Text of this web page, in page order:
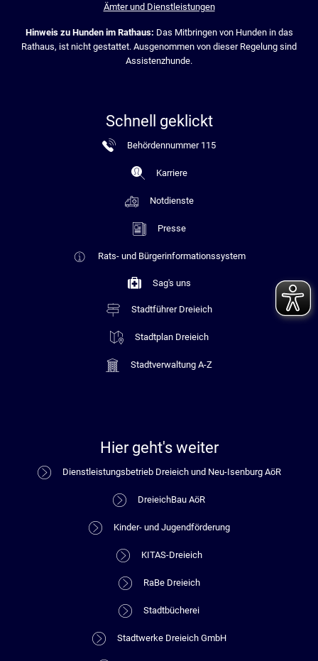
Ämter und Dienstleistungen
Hinweis zu Hunden im Rathaus: Das Mitbringen von Hunden in das
Rathaus, ist nicht gestattet. Ausgenommen von dieser Regelung sind
Assistenzhunde.
Schnell geklickt
Behördennummer 115
Karriere
Notdienste
Presse
Rats- und Bürgerinformationssystem
Sag's uns
Stadtführer Dreieich
Stadtplan Dreieich
Stadtverwaltung A-Z
Hier geht's weiter
Dienstleistungsbetrieb Dreieich und Neu-Isenburg AöR
DreieichBau AöR
Kinder- und Jugendförderung
KITAS-Dreieich
RaBe Dreieich
Stadtbücherei
Stadtwerke Dreieich GmbH